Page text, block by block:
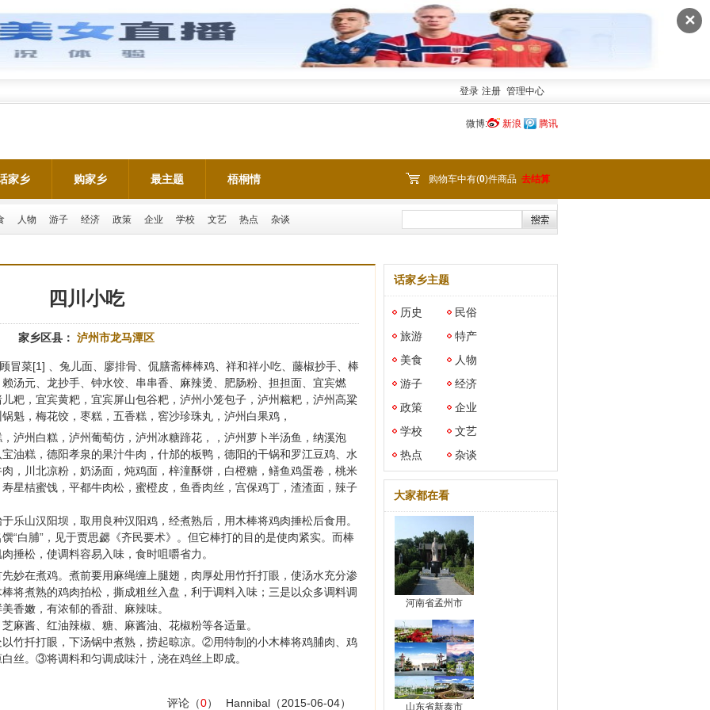
✕
登录 注册 管理中心
微博: 新浪 腾讯
家乡 购家乡 最主题 梧桐情 购物车中有(0)件商品 去结算
人物 游子 经济 政策 企业 学校 文艺 热点 杂谈
四川小吃
家乡区县： 泸州市龙马潭区
冒菜[1] 、兔儿面、廖排骨、侃膳斋棒棒鸡、祥和祥小吃、藤椒抄手、棒
汤元、龙抄手、钟水饺、串串香、麻辣烫、肥肠粉、担担面、宜宾燃
粑，宜宾黄粑，宜宾屏山包谷粑，泸州小笼包子，泸州糍粑，泸州高粱
魁，梅花饺，枣糕，五香糕，窖沙珍珠丸，泸州白果鸡，
泸州白糕，泸州葡萄仿，泸州冰糖蹄花，，泸州萝卜半汤鱼，纳溪泡
油糕，德阳孝泉的果汁牛肉，什邡的板鸭，德阳的干锅和罗江豆鸡、水
，川北凉粉，奶汤面，炖鸡面，梓潼酥饼，白橙糖，鳝鱼鸡蛋卷，桃米
星桔蜜饯，平都牛肉松，蜜橙皮，鱼香肉丝，宫保鸡丁，渣渣面，辣子
乐山汉阳坝，取用良种汉阳鸡，经煮熟后，用木棒将鸡肉捶松后食用。
“白脯”，见于贾思勰《齐民要术》。但它棒打的目的是使肉紧实。而棒
捶松，使调料容易入味，食时咀嚼省力。
妙在煮鸡。煮前要用麻绳缠上腿翅，肉厚处用竹扦打眼，使汤水充分渗
将煮熟的鸡肉拍松，撕成粗丝入盘，利于调料入味；三是以众多调料调
香嫩，有浓郁的香甜、麻辣味。
麻酱、红油辣椒、糖、麻酱油、花椒粉等各适量。
竹扦打眼，下汤锅中煮熟，捞起晾凉。②用特制的小木棒将鸡脯肉、鸡
丝。③将调料和匀调成味汁，浇在鸡丝上即成。
Hannibal （2015-06-04）
评论（0）
话家乡主题
历史
民俗
旅游
特产
美食
人物
游子
经济
政策
企业
学校
文艺
热点
杂谈
大家都在看
河南省孟州市
山东省新泰市